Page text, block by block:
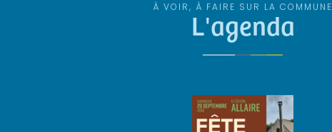
À VOIR, À FAIRE SUR LA COMMUNE
L'agenda